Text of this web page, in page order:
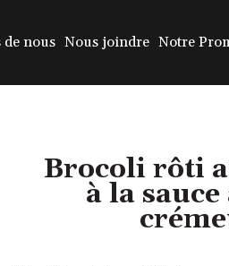
de nous Nous joindre Notre
Brocoli rôti
à la